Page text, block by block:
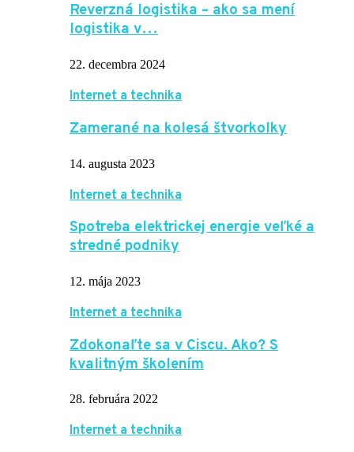
Reverzná logistika – ako sa mení
logistika v…
22. decembra 2024
Internet a technika
Zamerané na kolesá štvorkolky
14. augusta 2023
Internet a technika
Spotreba elektrickej energie veľké a
stredné podniky
12. mája 2023
Internet a technika
Zdokonaľte sa v Ciscu. Ako? S
kvalitným školením
28. februára 2022
Internet a technika